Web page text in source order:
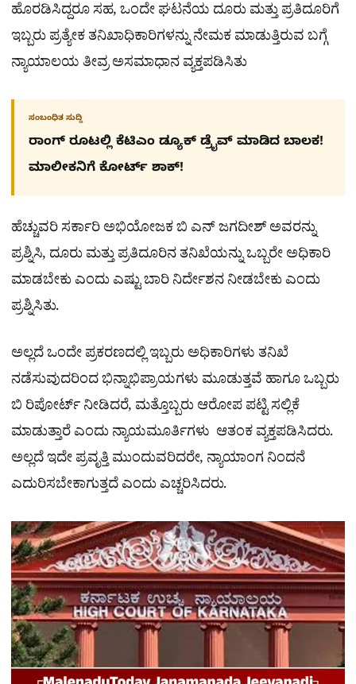
ಹೊರಡಿಸಿದ್ದರೂ ಸಹ, ಒಂದೇ ಘಟನೆಯ ದೂರು ಮತ್ತು ಪ್ರತಿದೂರಿಗೆ
ಇಬ್ಬರು ಪ್ರತ್ಯೇಕ ತನಿಖಾಧಿಕಾರಿಗಳನ್ನು ನೇಮಕ ಮಾಡುತ್ತಿರುವ ಬಗ್ಗೆ
ನ್ಯಾಯಾಲಯ ತೀವ್ರ ಅಸಮಾಧಾನ ವ್ಯಕ್ತಪಡಿಸಿತು
ಸಂಬಂಧಿತ ಸುದ್ದಿ
ರಾಂಗ್​ ರೂಟಲ್ಲಿ ಕೆಟಿಎಂ ಡ್ಯೂಕ್ ಡ್ರೈವ್ ಮಾಡಿದ ಬಾಲಕ!
ಮಾಲೀಕನಿಗೆ ಕೋರ್ಟ್​ ಶಾಕ್!
ಹೆಚ್ಚುವರಿ ಸರ್ಕಾರಿ ಅಭಿಯೋಜಕ ಬಿ ಎನ್‌ ಜಗದೀಶ್‌ ಅವರನ್ನು
ಪ್ರಶ್ನಿಸಿ, ದೂರು ಮತ್ತು ಪ್ರತಿದೂರಿನ ತನಿಖೆಯನ್ನು ಒಬ್ಬರೇ ಅಧಿಕಾರಿ
ಮಾಡಬೇಕು ಎಂದು ಎಷ್ಟು ಬಾರಿ ನಿರ್ದೇಶನ ನೀಡಬೇಕು ಎಂದು
ಪ್ರಶ್ನಿಸಿತು.
ಅಲ್ಲದೆ ಒಂದೇ ಪ್ರಕರಣದಲ್ಲಿ ಇಬ್ಬರು ಅಧಿಕಾರಿಗಳು ತನಿಖೆ
ನಡೆಸುವುದರಿಂದ ಭಿನ್ನಾಭಿಪ್ರಾಯಗಳು ಮೂಡುತ್ತವೆ ಹಾಗೂ ಒಬ್ಬರು
ಬಿ ರಿಪೋರ್ಟ್ ನೀಡಿದರೆ, ಮತ್ತೊಬ್ಬರು ಆರೋಪ ಪಟ್ಟಿ ಸಲ್ಲಿಕೆ
ಮಾಡುತ್ತಾರೆ ಎಂದು ನ್ಯಾಯಮೂರ್ತಿಗಳು ಆತಂಕ ವ್ಯಕ್ತಪಡಿಸಿದರು.
ಅಲ್ಲದೆ ಇದೇ ಪ್ರವೃತ್ತಿ ಮುಂದುವರಿದರೇ, ನ್ಯಾಯಾಂಗ ನಿಂದನೆ
ಎದುರಿಸಬೇಕಾಗುತ್ತದೆ ಎಂದು ಎಚ್ಚರಿಸಿದರು.